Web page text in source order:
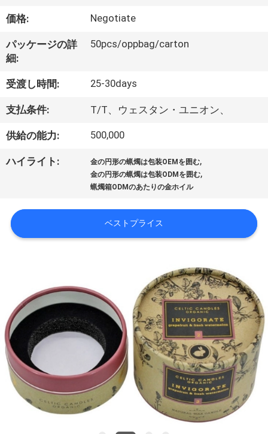
ち
に
つ
い
て
工
ツ
ア
品
質
管
理
価格: Negotiate
パッケージの詳
細:
50pcs/oppbag/carton
受渡し時間: 25-30days
支払条件: T/T、ウェスタン・ユニオン、
供給の能力: 500,000
ハイライト: 金の円形の蝋燭は包装OEMを囲む,
金の円形の蝋燭は包装ODMを囲む,
蝋燭箱ODMのあたりの金ホイル
ベストプライス